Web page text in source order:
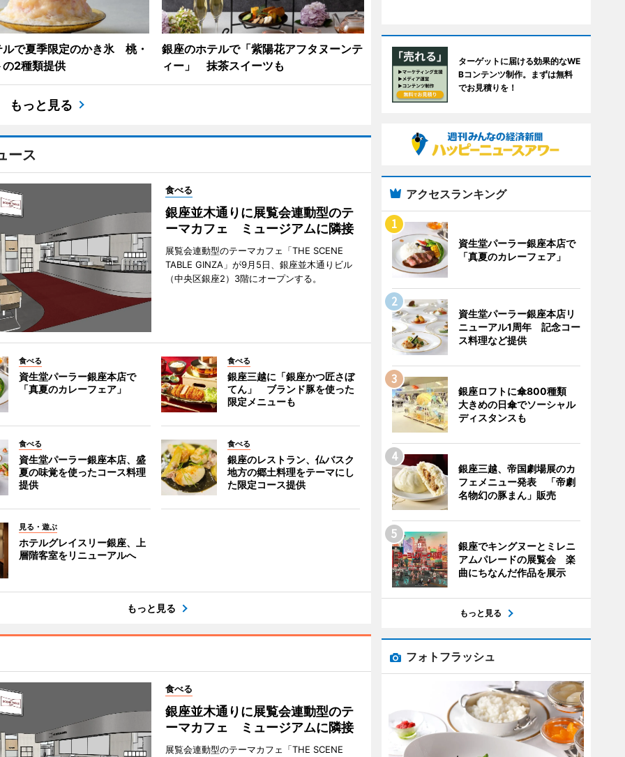
ルで夏季限定のかき氷 桃・
2種類提供
銀座のホテルで「紫陽花アフタヌーンテ
ィー」 抹茶スイーツも
もっと見る
ース
食べる
銀座並木通りに展覧会連動型のテ
ーマカフェ ミュージアムに隣接
展覧会連動型のテーマカフェ「THE SCENE
TABLE GINZA」が9月5日、銀座並木通りビル
（中央区銀座2）3階にオープンする。
食べる
資生堂パーラー銀座本店で
「真夏のカレーフェア」
食べる
銀座三越に「銀座かつ匠さぼ
てん」 ブランド豚を使った
限定メニューも
食べる
資生堂パーラー銀座本店、盛
夏の味覚を使ったコース料理
提供
食べる
銀座のレストラン、仏バスク
地方の郷土料理をテーマにし
た限定コース提供
見る・遊ぶ
ホテルグレイスリー銀座、上
層階客室をリニューアルへ
もっと見る
食べる
銀座並木通りに展覧会連動型のテ
ーマカフェ ミュージアムに隣接
展覧会連動型のテーマカフェ「THE SCENE
ターゲットに届ける効果的なWE
Bコンテンツ制作。まずは無料
でお見積りを！
アクセスランキング
資生堂パーラー銀座本店で
「真夏のカレーフェア」
資生堂パーラー銀座本店リ
ニューアル1周年 記念コー
ス料理など提供
銀座ロフトに傘800種類
大きめの日傘でソーシャル
ディスタンスも
銀座三越、帝国劇場展のカ
フェメニュー発表 「帝劇
名物幻の豚まん」販売
銀座でキングヌーとミレニ
アムパレードの展覧会 楽
曲にちなんだ作品を展示
もっと見る
フォトフラッシュ